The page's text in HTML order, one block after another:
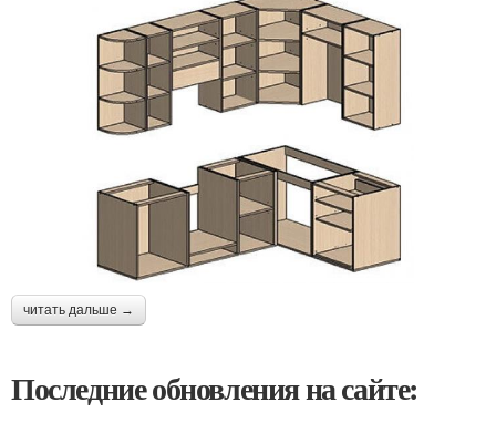
читать дальше →
Последние обновления на сайте: